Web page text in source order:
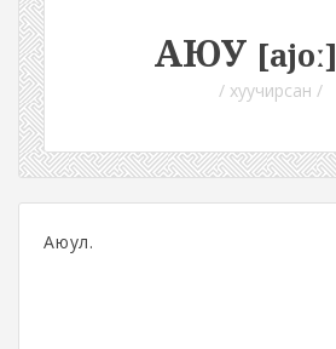
АЮУ [ajoː]
/ хуучирсан /
Аюул.